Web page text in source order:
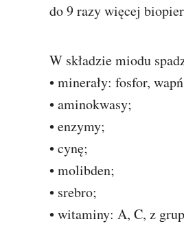
do 9 razy więcej
W składzie miodu
• minerały: fosfor,
• aminokwasy;
• enzymy;
• cynę;
• molibden;
• srebro;
• witaminy: A, C, z